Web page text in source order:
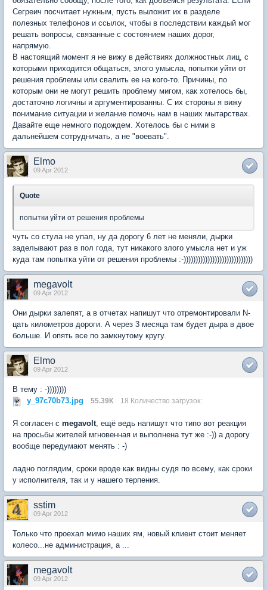
Сегреич посчитает нужным, пусть выложит их в разделе
полезных телефонов и ссылок, чтобы в последствии каждый мог
решать вопросы, связанные с состоянием наших дорог,
напрямую.
В настоящий момент я не вижу в действиях должностных лиц, с
которыми приходится общаться, злого умысла, попытки уйти от
решения проблемы или свалить ее на кого-то. Причины, по
которым они не могут решить проблему мигом, как хотелось бы,
достаточно логичны и аргументированны. С их стороны я вижу
понимание ситуации и желание помочь нам в наших мытарствах.
Давайте еще немного подождем. Хотелось бы с ними в
дальнейшем сотрудничать, а не "воевать".
Elmo
09 Apr 2012
Quote
попытки уйти от решения проблемы
чуть со стула не упал, ну да дорогу 6 лет не меняли, дырки
заделывают раз в пол года, тут никакого злого умысла нет и уж
куда там попытка уйти от решения проблемы :-)))))))))))))))))))))))))))))
megavolt
09 Apr 2012
Они дырки залепят, а в отчетах напишут что отремонтировали N-
цать километров дороги. А через 3 месяца там будет дыра в двое
больше. И опять все по замкнутому кругу.
Elmo
09 Apr 2012
В тему : -))))))))
y_97c70b73.jpg
55.39К 18 Количество загрузок:
Я согласен с megavolt, ещё ведь напишут что типо вот реакция
на просьбы жителей мгновенная и выполнена тут же :-)) а дорогу
вообще передумают менять : -)
ладно поглядим, сроки вроде как видны судя по всему, как сроки
у исполнителя, так и у нашего терпения.
sstim
09 Apr 2012
Только что проехал мимо наших ям, новый клиент стоит меняет
колесо...не администрация, а ...
megavolt
09 Apr 2012